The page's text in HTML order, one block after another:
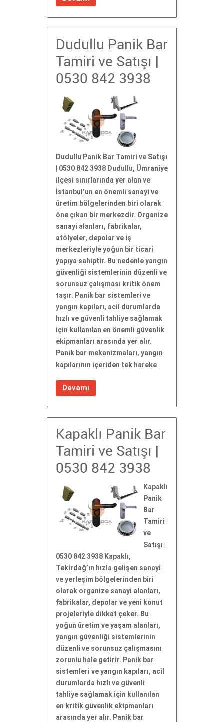
Dudullu Panik Bar
Tamiri ve Satışı |
0530 842 3938
Dudullu Panik Bar Tamiri ve Satışı
| 0530 842 3938 Dudullu, Ümraniye
ilçesi sınırlarında yer alan ve
İstanbul’un en önemli sanayi ve
üretim bölgelerinden biri olarak
öne çıkan bir merkezdir. Organize
sanayi alanları, fabrikalar,
atölyeler, depolar ve iş
merkezleriyle yoğun bir ticari
yapıya sahiptir. Bu nedenle yangın
güvenliği sistemlerinin düzenli ve
sorunsuz çalışması kritik önem
taşır. Panik bar sistemleri ve
yangın kapıları, acil durumlarda
hızlı ve güvenli tahliye sağlamak
için kullanılan en önemli güvenlik
ekipmanları arasında yer alır.
Panik bar mekanizmaları, yangın
kapılarının içeriden tek hareke
Devamı
Kapaklı Panik Bar
Tamiri ve Satışı |
0530 842 3938
Kapaklı
Panik
Bar
Tamiri
ve
Satışı |
0530 842 3938 Kapaklı,
Tekirdağ’ın hızla gelişen sanayi
ve yerleşim bölgelerinden biri
olarak organize sanayi alanları,
fabrikalar, depolar ve yeni konut
projeleriyle dikkat çeker. Bu
yoğun üretim ve yaşam alanları,
yangın güvenliği sistemlerinin
düzenli ve sorunsuz çalışmasını
zorunlu hale getirir. Panik bar
sistemleri ve yangın kapıları, acil
durumlarda hızlı ve güvenli
tahliye sağlamak için kullanılan
en kritik güvenlik ekipmanları
arasında yer alır. Panik bar